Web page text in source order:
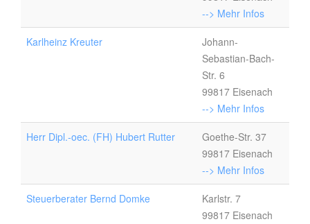
--> Mehr Infos
Karlheinz Kreuter
Johann-
Sebastian-Bach-
Str. 6
99817 Eisenach
--> Mehr Infos
Herr Dipl.-oec. (FH) Hubert Rutter
Goethe-Str. 37
99817 Eisenach
--> Mehr Infos
Steuerberater Bernd Domke
Karlstr. 7
99817 Eisenach